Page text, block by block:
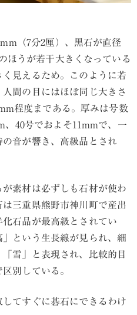
（7分2厘）、黒石が直径
ほうが若干大きくなっている
見えるため。このように若
間の目にはほぼ同じ大きさ
程度まである。厚みは号数
、40号でおよそ11mmで、一
音が響き、高級品とされ
素材は必ずしも石材が使わ
三重県熊野市神川町で産出
石品が最高級とされてい
という生長線が見られ、細
雪」と表現され、比較的目
別している。
てすぐに碁石にできるわけ